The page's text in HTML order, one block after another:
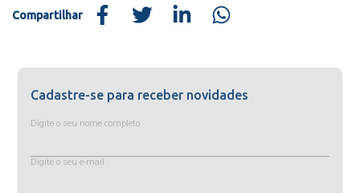
Compartilhar
Cadastre-se para receber novidades
Digite o seu nome completo
Digite o seu e-mail